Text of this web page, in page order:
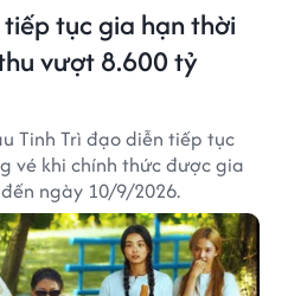
tiếp tục gia hạn thời
vượt 8.600 tỷ
Tinh Trì đạo diễn tiếp tục
vé khi chính thức được gia
ngày 10/9/2026.